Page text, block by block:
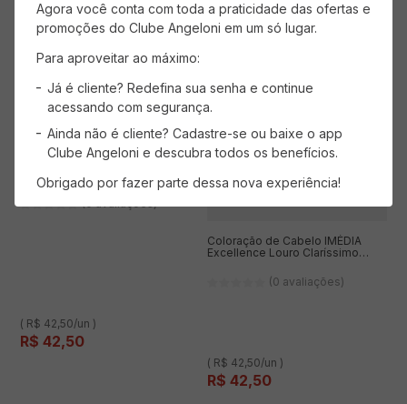
Coloração de Cabelo IMÉDIA
Excellence Louro Acinzentado 7.1
(0 avaliações)
( R$ 42,50/un )
R$ 42,50
Coloração de Cabelo IMÉDIA
Excellence Louro Claríssimo
(0 avaliações)
( R$ 42,50/un )
R$ 42,50
Agora você conta com toda a praticidade das ofertas e
promoções do Clube Angeloni em um só lugar.
Para aproveitar ao máximo:
Já é cliente? Redefina sua senha e continue
acessando com segurança.
Ainda não é cliente? Cadastre-se ou baixe o app
Clube Angeloni e descubra todos os benefícios.
Obrigado por fazer parte dessa nova experiência!